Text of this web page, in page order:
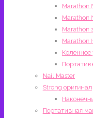
Marathon
Marathon
Marathon
Marathon
Nail Master
Strong оригинал
Портативная